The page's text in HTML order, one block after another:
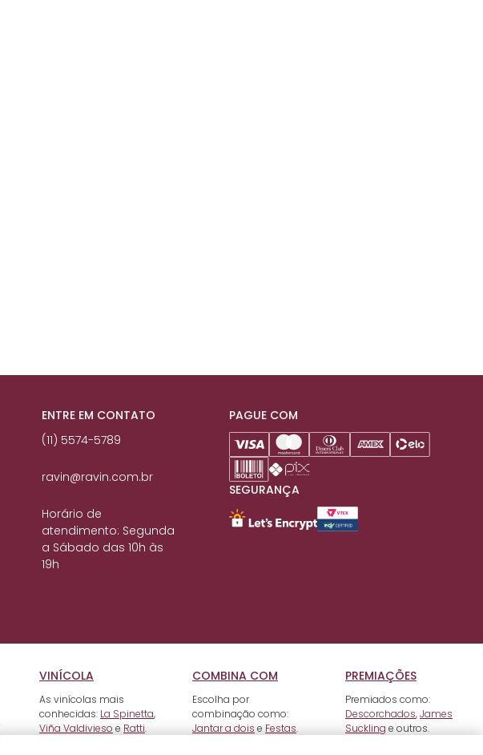
ENTRE EM CONTATO
(11) 5574-5789
ravin@ravin.com.br
Horário de
atendimento: Segunda
a Sábado das 10h às
19h
PAGUE COM
SEGURANÇA
VINÍCOLA
As vinícolas mais
conhecidas: La Spinetta,
Viña Valdivieso e Ratti.
COMBINA COM
Escolha por
combinação como:
Jantar a dois e Festas.
PREMIAÇÕES
Premiados como:
Descorchados,James
Suckling e outros.